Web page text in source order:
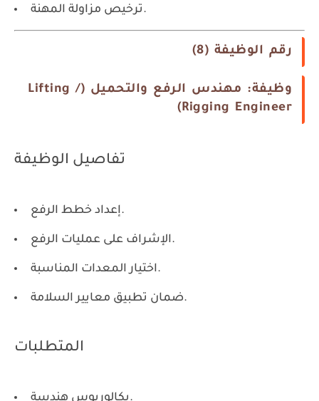
ترخيص مزاولة المهنة.
رقم الوظيفة (8)
وظيفة: مهندس الرفع والتحميل (Lifting /
Rigging Engineer)
تفاصيل الوظيفة
إعداد خطط الرفع.
الإشراف على عمليات الرفع.
اختيار المعدات المناسبة.
ضمان تطبيق معايير السلامة.
المتطلبات
بكالوريوس هندسة.